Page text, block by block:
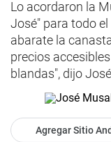
Lo acordaron la
José" para todo
abarate la
precios
blandas", dijo
Agregar Sitio